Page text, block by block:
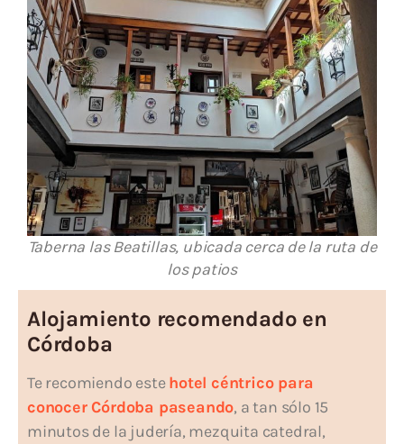
Taberna las Beatillas, ubicada cerca de la ruta de
los patios
Alojamiento recomendado en
Córdoba
Te recomiendo estehotel céntrico para
conocer Córdoba paseando, a tan sólo 15
minutos de la judería, mezquita catedral,